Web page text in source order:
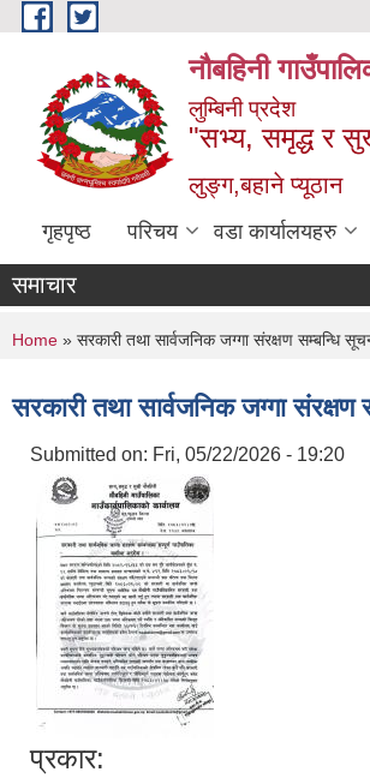
Skip to main content
नौबहिनी
लुम्बिनी प्रदेश
"सभ्य, समृद्ध र
लुङ्ग,बहाने प्यूठान
गृहपृष्ठ परिचय वडा कार्यालयहरु
समाचार
You are here
Home » सरकारी तथा सार्वजनिक जग्गा संरक्षण सम्बन्धि
सरकारी तथा सार्वजनिक जग्गा संरक्षण
Submitted on: Fri, 05/22/2026 - 19:20
प्रकार: